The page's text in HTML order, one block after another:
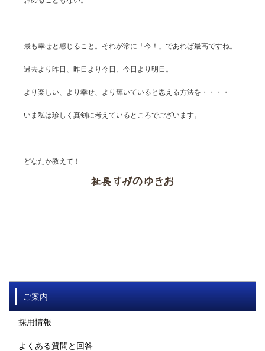
最も幸せと感じること。それが常に「今！」であれば最高ですね。
過去より昨日、昨日より今日、今日より明日。
より楽しい、より幸せ、より輝いていると思える方法を・・・・
いま私は珍しく真剣に考えているところでございます。
どなたか教えて！
ご案内
採用情報
よくある質問と回答